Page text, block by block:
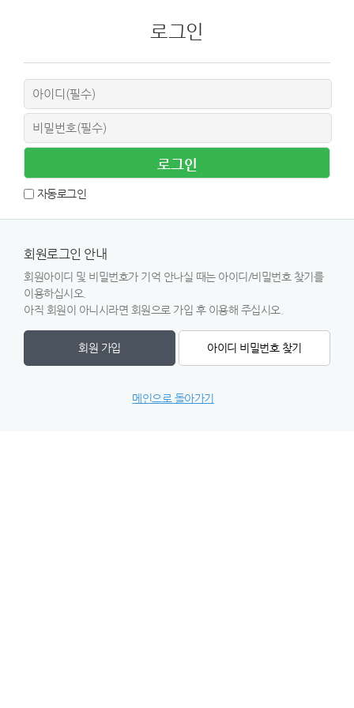
로그인
자동로그인
회원로그인 안내
회원아이디 및 비밀번호가 기억 안나실 때는 아이디/비밀번호 찾기를
이용하십시오.
아직 회원이 아니시라면 회원으로 가입 후 이용해 주십시오.
아이디 비밀번호 찾기
회원 가입
메인으로 돌아가기